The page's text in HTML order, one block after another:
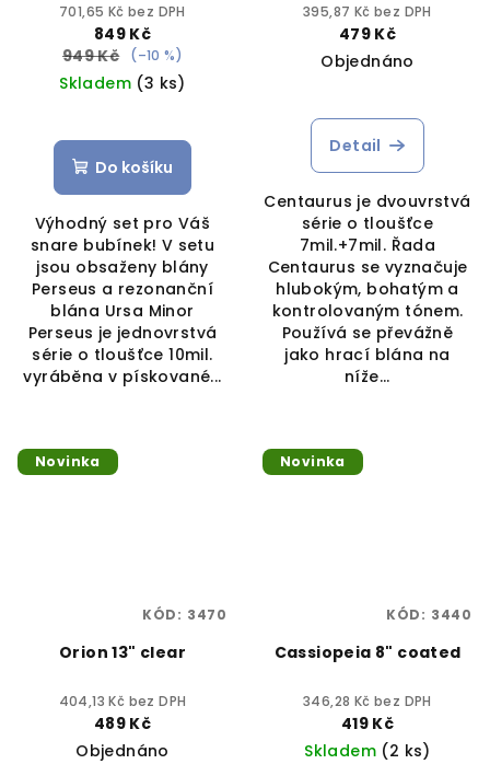
701,65 Kč bez DPH
849 Kč
949 Kč
(–10 %)
Skladem (3 ks)
Do košíku
Výhodný set pro Váš
snare bubínek! V setu
jsou obsaženy blány
Perseus a rezonanční
blána Ursa Minor
Perseus je jednovrstvá
série o tloušťce 10mil.
vyráběna v pískované...
395,87 Kč bez DPH
479 Kč
Objednáno
Detail
Centaurus je dvouvrstvá
série o tloušťce
7mil.+7mil. Řada
Centaurus se vyznačuje
hlubokým, bohatým a
kontrolovaným tónem.
Používá se převážně
jako hrací blána na
níže...
Novinka
Orion 13" clear
404,13 Kč bez DPH
489 Kč
Objednáno
KÓD: 3470
Novinka
Cassiopeia 8" coated
346,28 Kč bez DPH
419 Kč
Skladem (2 ks)
KÓD: 3440